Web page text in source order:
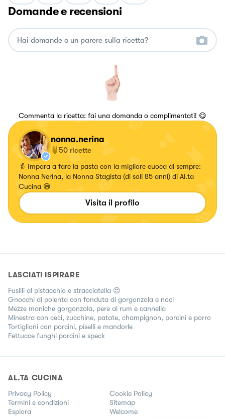
Domande e recensioni
Commenta la ricetta: fai una domanda o complimentati! 😋
nonna.nerina
50 ricette
👵 Impara a fare la pasta con la migliore cuoca di sempre:
Nonna Nerina, la Nonna Stagista (di soli 85 anni) di Al.ta
Cucina 😅
Visita il profilo
LASCIATI ISPIRARE
Fusilli al pistacchio e stracciatella 😍
Gnocchi di polenta con fonduta di gorgonzola e noci
Mezze maniche gorgonzola, pere al rum e cannella
Minestra con ceci, zucchine, patate, champignon, porcini e porro
Tortiglioni con porcini, piselli e mandorle
Fettucce funghi porcini e speck
AL.TA CUCINA
Privacy Policy
Cookie Policy
Termini e condizioni
Sitemap
Esplora
Welcome